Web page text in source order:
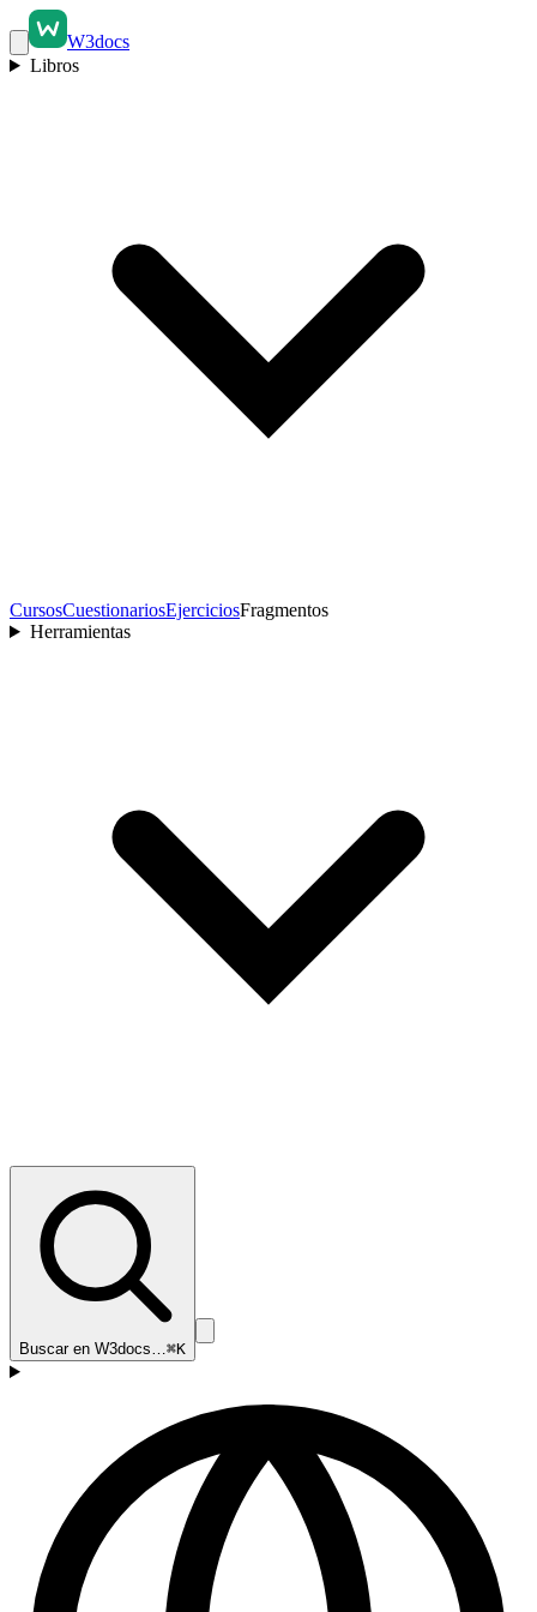
W3docs
Libros
CursosCuestionariosEjerciciosFragmentos
Herramientas
Buscar en W3docs…⌘K